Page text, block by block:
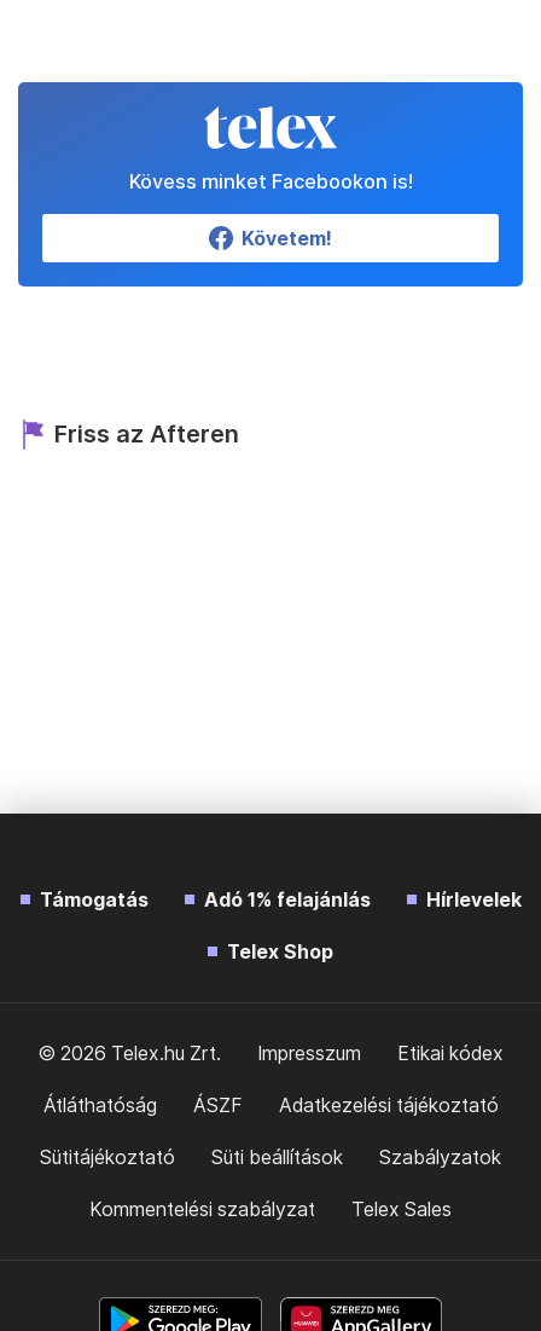
Kövess minket Facebookon is!
Követem!
Friss az Afteren
Támogatás Adó 1% felajánlás Hírlevelek
Telex Shop
© 2026 Telex.hu Zrt. Impresszum Etikai kódex
Átláthatóság ÁSZF Adatkezelési tájékoztató
Sütitájékoztató Süti beállítások Szabályzatok
Kommentelési szabályzat Telex Sales